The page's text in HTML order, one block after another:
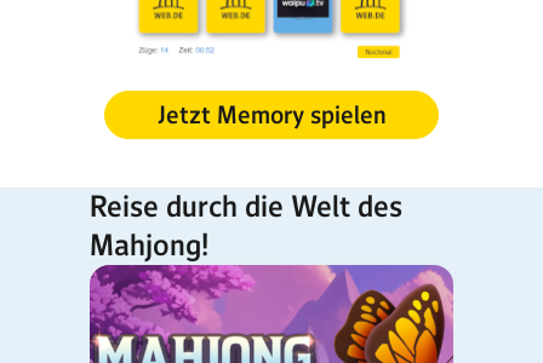
Jetzt Memory spielen
Reise durch die Welt des
Mahjong!